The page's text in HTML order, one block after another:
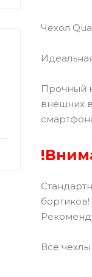
Чехол
Прочный
внешних
бортиков!
Все